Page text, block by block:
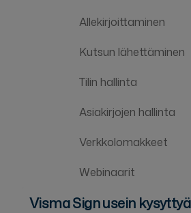
Allekirjoittaminen
Kutsun lähettäminen
Tilin hallinta
Asiakirjojen hallinta
Verkkolomakkeet
Webinaarit
Visma Sign usein kysyttyä